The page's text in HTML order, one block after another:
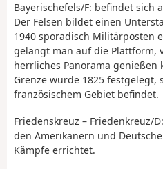
Bayerischefels/F: befindet sich
Der Felsen bildet einen
1940 sporadisch Militärposten
gelangt man auf die Plattform,
herrliches Panorama genießen
Grenze wurde 1825 festgelegt,
französischem Gebiet befindet.
Friedenskreuz – Friedenkreuz/
den Amerikanern und
Kämpfe errichtet.